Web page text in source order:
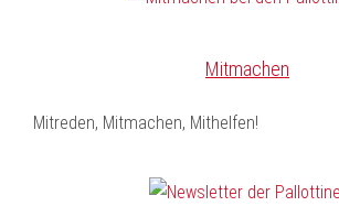
Mitmachen
Mitreden, Mitmachen, Mithelfen!